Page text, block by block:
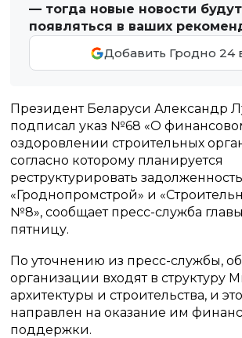
— тогда новые новости
появляться в ваших
Добавить Гродно 24
Президент Беларуси Александр
подписал указ №68 «О
оздоровлении строительных
согласно которому планируется
реструктурировать
«Гроднопромстрой» и
№8», сообщает пресс-служба
пятницу.
По уточнению из пресс-службы,
организации входят в структуру
архитектуры и строительства, и
направлен на оказание им
поддержки.